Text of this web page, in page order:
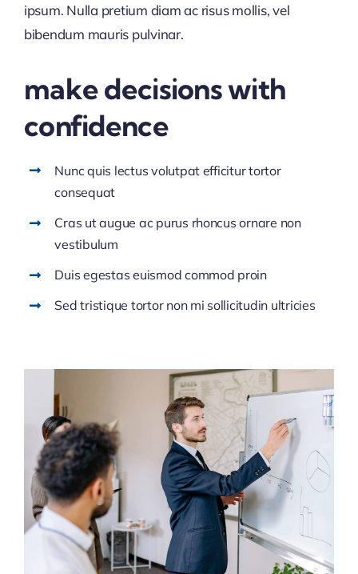
ipsum. Nulla pretium diam ac risus mollis, vel
bibendum mauris pulvinar.
make decisions with
confidence
Nunc quis lectus volutpat efficitur tortor
consequat
Cras ut augue ac purus rhoncus ornare non
vestibulum
Duis egestas euismod commod proin
Sed tristique tortor non mi sollicitudin ultricies